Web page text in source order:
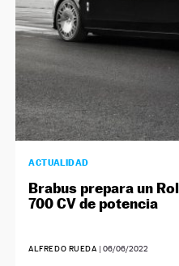
ACTUALIDAD
Brabus prepara un
700 CV de potencia
ALFREDO RUEDA | 06/06/2022